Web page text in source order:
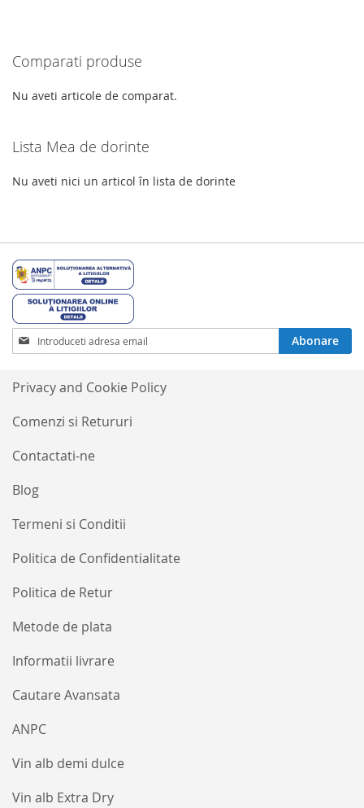
Comparati produse
Nu aveti articole de comparat.
Lista Mea de dorinte
Nu aveti nici un articol în lista de dorinte
Termeni si Conditii
Politica de Confidentialitate
Politica de Retur
Metode de plata
Informatii livrare
Cautare Avansata
ANPC
Vin alb demi dulce
Vin alb Extra Dry
Privacy and Cookie Policy
Comenzi si Retururi
Contactati-ne
Blog
Inscrieti-
va
Buletinele
noastre
informative
Abonare